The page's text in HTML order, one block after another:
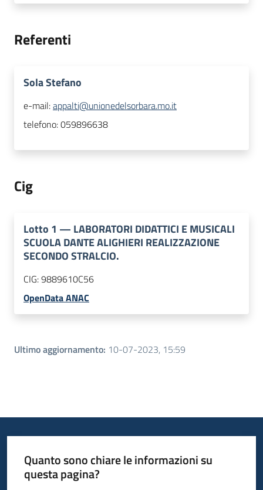
Referenti
Sola Stefano
e-mail:appalti@unionedelsorbara.mo.it
telefono:059896638
Cig
Lotto 1 — LABORATORI DIDATTICI E MUSICALI
SCUOLA DANTE ALIGHIERI REALIZZAZIONE
SECONDO STRALCIO.
CIG:9889610C56
OpenData ANAC
Ultimo aggiornamento: 10-07-2023, 15:59
Quanto sono chiare le informazioni su
questa pagina?